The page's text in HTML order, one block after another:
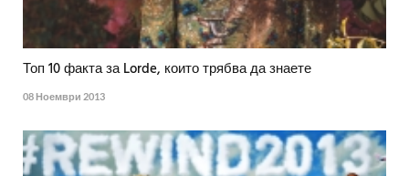
Топ 10 факта за Lorde, които трябва да знаете
08 Ноември 2013